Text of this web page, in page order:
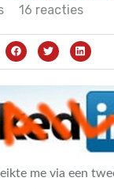
16 reacties
me via een